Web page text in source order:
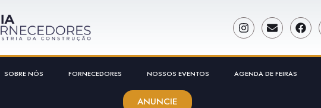
SOBRE NÓS FORNECEDORES NOSSOS EVENTOS AGENDA DE FEIRAS
ANUNCIE